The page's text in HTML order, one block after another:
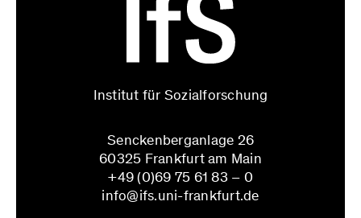
Institut für Sozialforschung
Senckenberganlage 26
60325 Frankfurt am Main
+49 (0)69 75 61 83 – 0
info@ifs.uni-frankfurt.de